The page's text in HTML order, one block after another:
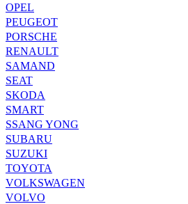
OPEL
PEUGEOT
PORSCHE
RENAULT
SAMAND
SEAT
SKODA
SMART
SSANG YONG
SUBARU
SUZUKI
TOYOTA
VOLKSWAGEN
VOLVO